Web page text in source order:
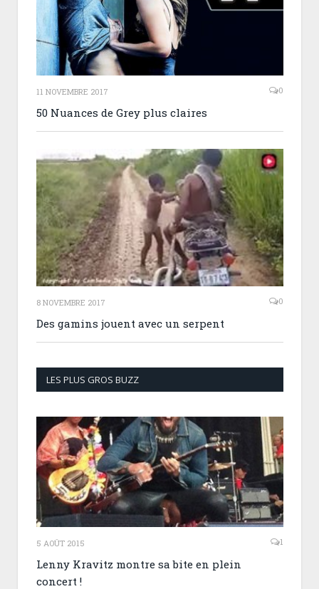
11 NOVEMBRE 2017 0
50 Nuances de Grey plus claires
8 NOVEMBRE 2017 0
Des gamins jouent avec un serpent
LES PLUS GROS BUZZ
5 AOÛT 2015 1
Lenny Kravitz montre sa bite en plein
concert !